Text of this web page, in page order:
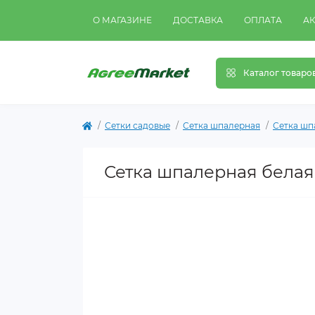
О МАГАЗИНЕ ДОСТАВКА ОПЛАТА
Каталог
Сетки садовые Сетка шпалерная Сетка
Сетка шпалерная